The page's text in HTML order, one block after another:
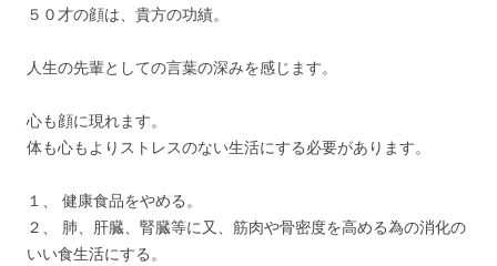
５０才の顔は、貴方の功績。
人生の先輩としての言葉の深みを感じます。
心も顔に現れます。
体も心もよりストレスのない生活にする必要があります。
１、 健康食品をやめる。
２、 肺、肝臓、腎臓等に又、筋肉や骨密度を高める為の消化の
いい食生活にする。